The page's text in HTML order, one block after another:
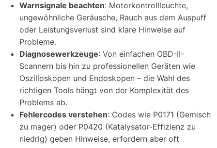
Warnsignale beachten: Motorkontrollleuchte,
ungewöhnliche Geräusche, Rauch aus dem Auspuff
oder Leistungsverlust sind klare Hinweise auf
Probleme.
Diagnosewerkzeuge: Von einfachen OBD-II-
Scannern bis hin zu professionellen Geräten wie
Oszilloskopen und Endoskopen – die Wahl des
richtigen Tools hängt von der Komplexität des
Problems ab.
Fehlercodes verstehen: Codes wie P0171 (Gemisch
zu mager) oder P0420 (Katalysator-Effizienz zu
niedrig) geben Hinweise, erfordern aber oft